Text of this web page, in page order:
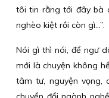
tôi tin rằng tới đây bà
nghèo kiệt rồi còn gì…”.
Nói gì thì nói, để ngư
mới là chuyện không
tâm tư, nguyện vọng,